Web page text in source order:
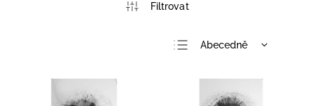
Abecedně
Nejdražší